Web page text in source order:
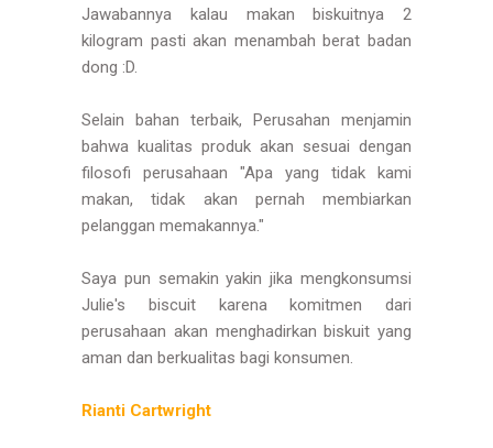
Jawabannya kalau makan biskuitnya 2
kilogram pasti akan menambah berat badan
dong :D.
Selain bahan terbaik, Perusahan menjamin
bahwa kualitas produk akan sesuai dengan
filosofi perusahaan "Apa yang tidak kami
makan, tidak akan pernah membiarkan
pelanggan memakannya."
Saya pun semakin yakin jika mengkonsumsi
Julie's biscuit karena komitmen dari
perusahaan akan menghadirkan biskuit yang
aman dan berkualitas bagi konsumen.
Rianti Cartwright